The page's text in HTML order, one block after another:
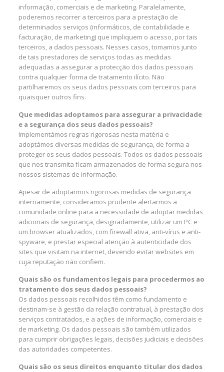
informação, comerciais e de marketing. Paralelamente,
poderemos recorrer a terceiros para a prestação de
determinados serviços (informáticos, de contabilidade e
facturação, de marketing) que impliquem o acesso, por tais
terceiros, a dados pessoais. Nesses casos, tomamos junto
de tais prestadores de serviços todas as medidas
adequadas a assegurar a protecção dos dados pessoais
contra qualquer forma de tratamento ilícito. Não
partilharemos os seus dados pessoais com terceiros para
quaisquer outros fins.
Que medidas adoptamos para assegurar a privacidade
e a segurança dos seus dados pessoais?
Implementámos regras rigorosas nesta matéria e
adoptámos diversas medidas de segurança, de forma a
proteger os seus dados pessoais. Todos os dados pessoais
que nos transmita ficam armazenados de forma segura nos
nossos sistemas de informação.
Apesar de adoptarmos rigorosas medidas de segurança
internamente, consideramos prudente alertarmos a
comunidade online para a necessidade de adoptar medidas
adicionais de segurança, designadamente, utilizar um PC e
um browser atualizados, com firewall ativa, anti-vírus e anti-
spyware, e prestar especial atenção à autenticidade dos
sites que visitam na internet, devendo evitar websites em
cuja reputação não confiem.
Quais são os fundamentos legais para procedermos ao
tratamento dos seus dados pessoais?
Os dados pessoais recolhidos têm como fundamento e
destinam-se à gestão da relação contratual, à prestação dos
serviços contratados, e a ações de informação, comerciais e
de marketing. Os dados pessoais são também utilizados
para cumprir obrigações legais, decisões judiciais e decisões
das autoridades competentes.
Quais são os seus direitos enquanto titular dos dados